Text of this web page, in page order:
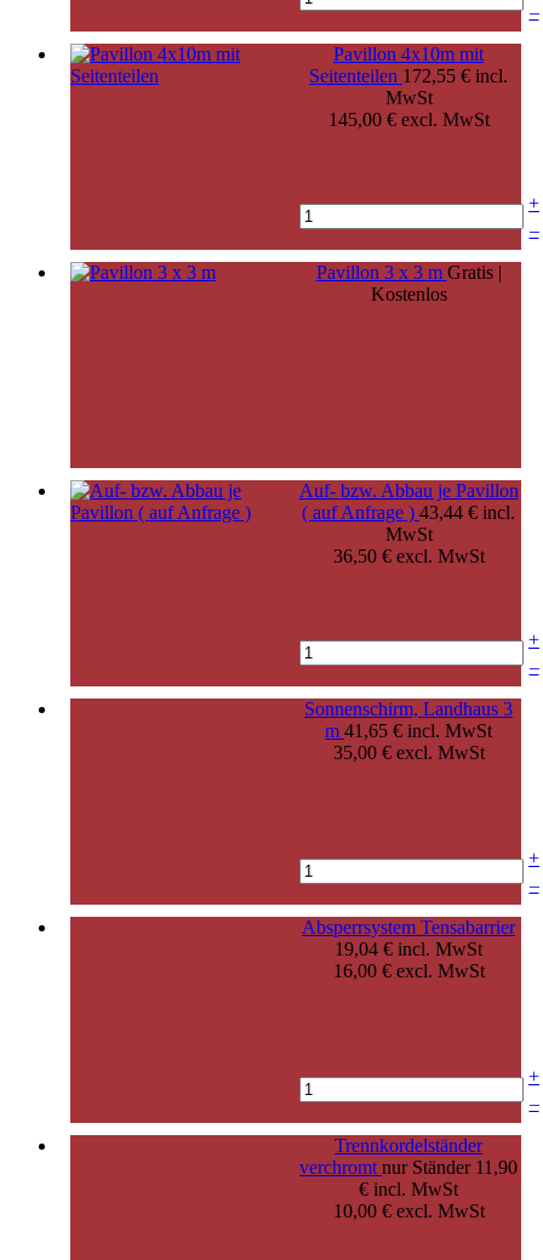
–
Pavillon 4x10m mit
Seitenteilen 172,55 € incl.
MwSt
145,00 € excl. MwSt
+
–
Pavillon 3 x 3 m Gratis |
Kostenlos
Auf- bzw. Abbau je Pavillon
( auf Anfrage ) 43,44 € incl.
MwSt
36,50 € excl. MwSt
+
–
Sonnenschirm, Landhaus 3
m 41,65 € incl. MwSt
35,00 € excl. MwSt
+
–
Absperrsystem Tensabarrier
19,04 € incl. MwSt
16,00 € excl. MwSt
+
–
Trennkordelständer
verchromt nur Ständer 11,90
€ incl. MwSt
10,00 € excl. MwSt